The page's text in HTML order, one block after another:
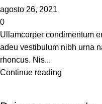
agosto 26, 2021
0
Ullamcorper condimentum
adeu vestibulum nibh urna
rhoncus. Nis...
Continue reading